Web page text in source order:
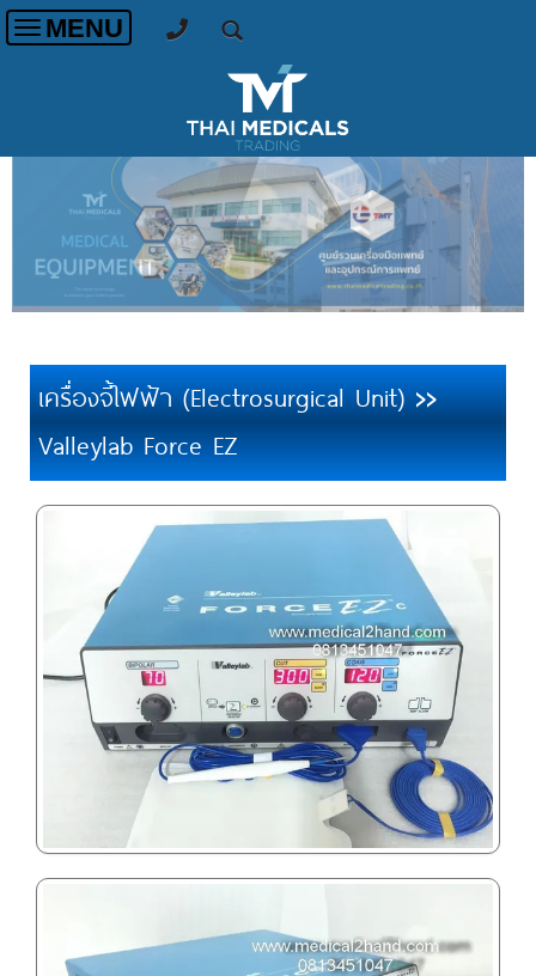
Toggle
MENU
เครื่องจี้ไฟฟ้า (Electrosurgical Unit)>>
Valleylab Force EZ